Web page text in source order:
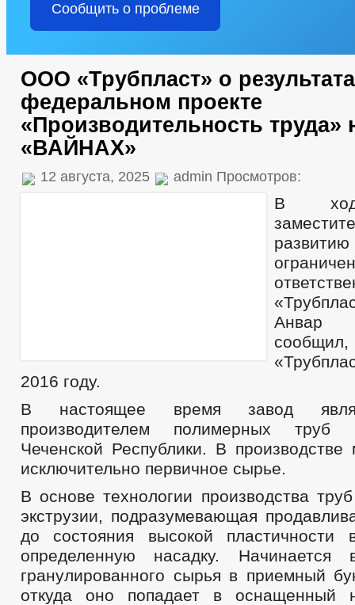
Сообщить о проблеме
ООО «Трубпласт» о
федеральном проекте
«Производительность труда»
«ВАЙНАХ»
12 августа, 2025 admin Просмотров:
В
Анвар
2016 году.
В настоящее время завод
производителем полимерных труб
Чеченской Республики. В производстве
исключительно первичное сырье.
В основе технологии производства
экструзии, подразумевающая
до состояния высокой пластичности
определенную насадку. Начинается
гранулированного сырья в приемный
откуда оно попадает в оснащенный